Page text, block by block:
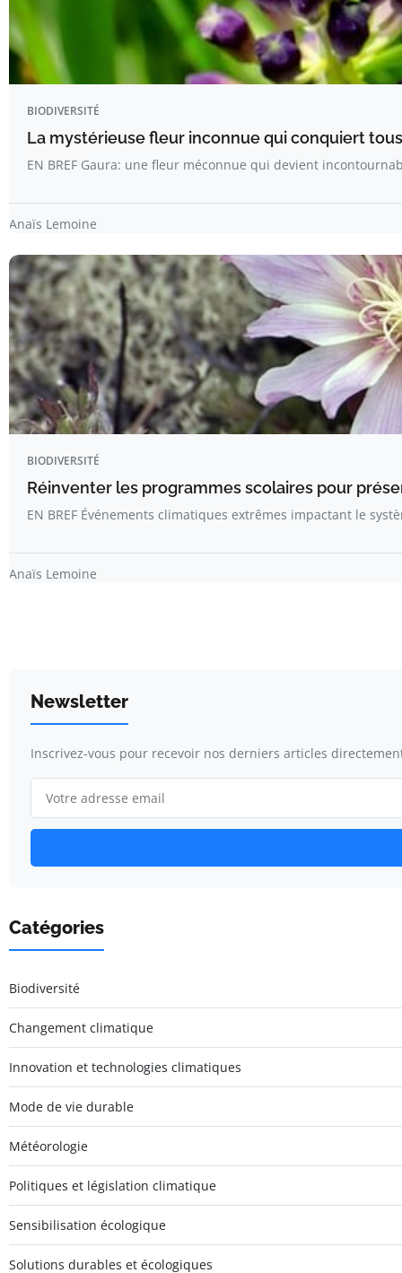
BIODIVERSITÉ
La mystérieuse fleur inconnue qui conquiert
EN BREF Gaura: une fleur méconnue qui devient
Anaïs Lemoine
BIODIVERSITÉ
Réinventer les programmes scolaires pour
EN BREF Événements climatiques extrêmes impactant le
Anaïs Lemoine
Newsletter
Inscrivez-vous pour recevoir nos derniers articles
Catégories
Biodiversité
Changement climatique
Innovation et technologies climatiques
Mode de vie durable
Météorologie
Politiques et législation climatique
Sensibilisation écologique
Solutions durables et écologiques